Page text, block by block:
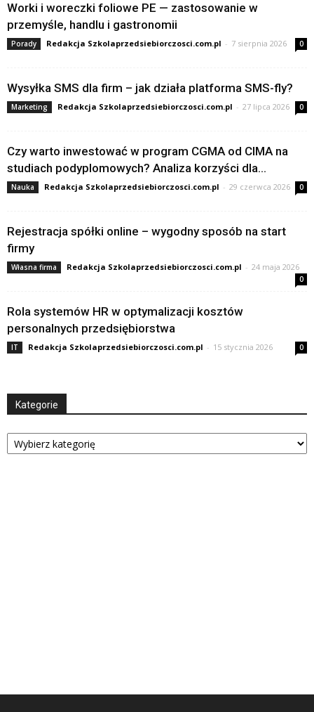
Worki i woreczki foliowe PE — zastosowanie w
przemyśle, handlu i gastronomii
Porady Redakcja Szkolaprzedsiebiorczosci.com.pl - 7 sierpnia 2026 0
Wysyłka SMS dla firm – jak działa platforma SMS-fly?
Marketing Redakcja Szkolaprzedsiebiorczosci.com.pl - 27 lipca 2026 0
Czy warto inwestować w program CGMA od CIMA na
studiach podyplomowych? Analiza korzyści dla...
Nauka Redakcja Szkolaprzedsiebiorczosci.com.pl - 29 czerwca 2026 0
Rejestracja spółki online – wygodny sposób na start
firmy
Własna firma Redakcja Szkolaprzedsiebiorczosci.com.pl - 24 maja 2026
0
Rola systemów HR w optymalizacji kosztów
personalnych przedsiębiorstwa
IT Redakcja Szkolaprzedsiebiorczosci.com.pl - 15 stycznia 2026 0
Kategorie
Kategorie